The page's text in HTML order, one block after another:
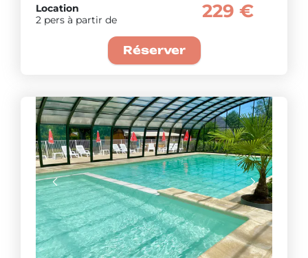
Location
2 pers à partir de
229 €
Réserver